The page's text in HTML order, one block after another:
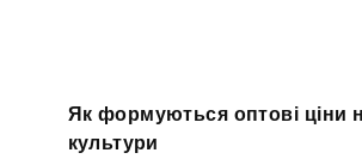
Як формуються оптові ціни
культури